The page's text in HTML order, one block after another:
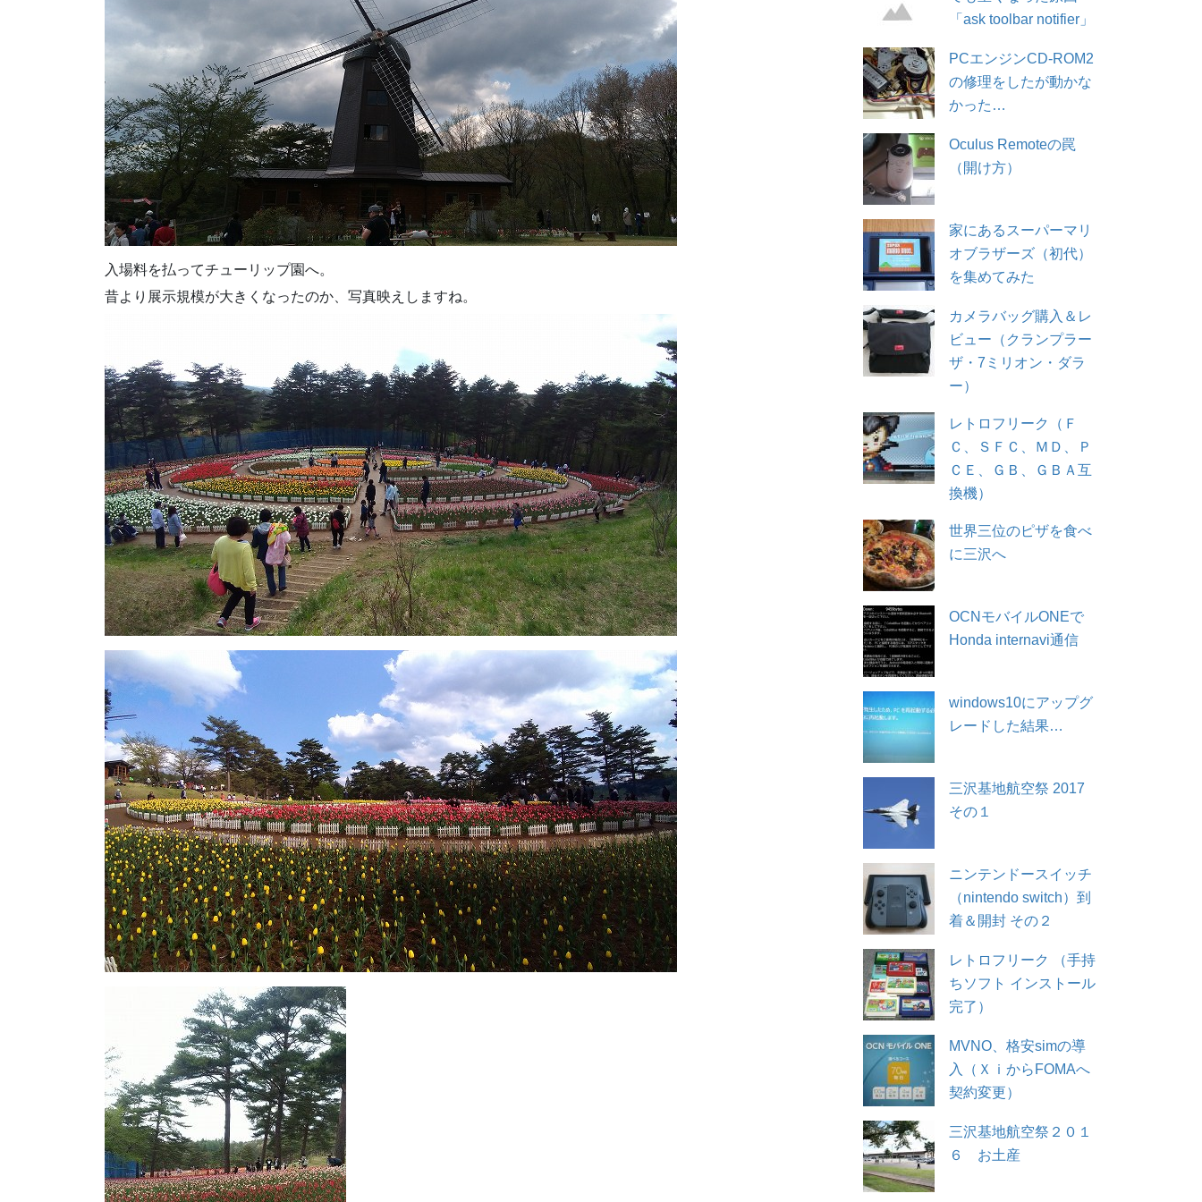
入場料を払ってチューリップ園へ。
昔より展示規模が大きくなったのか、写真映えしますね。
「ask toolbar notifier」
PCエンジンCD-ROM2
の修理をしたが動かな
かった…
Oculus Remoteの罠
（開け方）
家にあるスーパーマリ
オブラザーズ（初代）
を集めてみた
カメラバッグ購入＆レ
ビュー（クランプラー
ザ・7ミリオン・ダラ
ー）
レトロフリーク（Ｆ
Ｃ、ＳＦＣ、ＭＤ、Ｐ
ＣＥ、ＧＢ、ＧＢＡ互
換機）
世界三位のピザを食べ
に三沢へ
OCNモバイルONEで
Honda internavi通信
windows10にアップグ
レードした結果…
三沢基地航空祭 2017
その１
ニンテンドースイッチ
（nintendo switch）到
着＆開封 その２
レトロフリーク （手持
ちソフト インストール
完了）
MVNO、格安simの導
入（ＸｉからFOMAへ
契約変更）
三沢基地航空祭２０１
６ お土産